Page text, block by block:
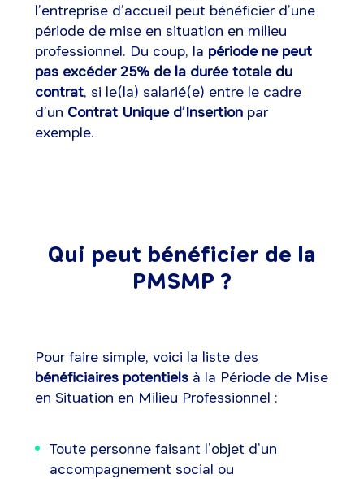
l’entreprise d’accueil peut bénéficier d’une
période de mise en situation en milieu
professionnel. Du coup, la période ne peut
pas excéder 25% de la durée totale du
contrat, si le(la) salarié(e) entre le cadre
d’un Contrat Unique d’Insertion par
exemple.
Qui peut bénéficier de la
PMSMP ?
Pour faire simple, voici la liste des
bénéficiaires potentielsà la Période de Mise
en Situation en Milieu Professionnel :
Toute personne faisant l’objet d’un
accompagnement social ou